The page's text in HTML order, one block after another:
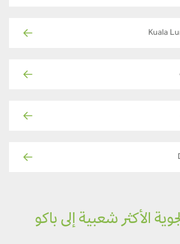
الأكثر شعبية إلى باكو